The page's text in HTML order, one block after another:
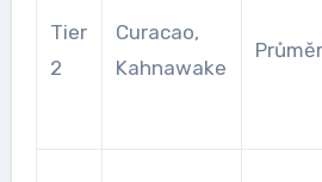
Tier
2
Curacao,
Kahnawake